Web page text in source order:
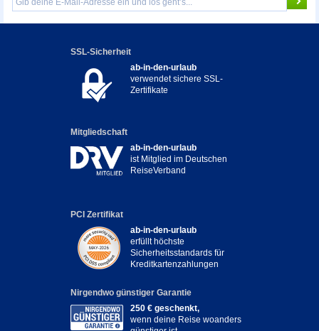
SSL-Sicherheit
ab-in-den-urlaub
verwendet sichere SSL-
Zertifikate
Mitgliedschaft
ab-in-den-urlaub
ist Mitglied im Deutschen
ReiseVerband
PCI Zertifikat
ab-in-den-urlaub
erfüllt höchste
Sicherheitsstandards für
Kreditkartenzahlungen
Nirgendwo günstiger Garantie
250 € geschenkt,
wenn deine Reise woanders